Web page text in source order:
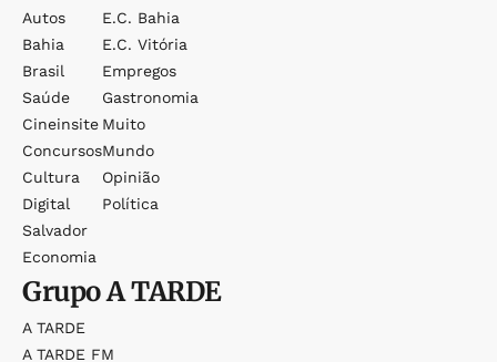
Autos
Bahia
Brasil
Saúde
Cineinsite
Concursos
Cultura
Digital
Salvador
Economia
E.c. Bahia
E.c. Vitória
Empregos
Gastronomia
Muito
Mundo
Opinião
Política
GrupoA TARDE
A TARDE
A TARDE FM